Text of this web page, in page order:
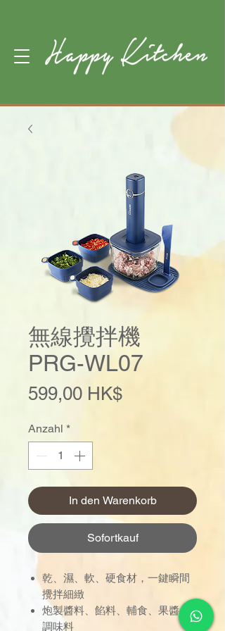
無線攪拌機
PRG-WL07
599,00 HK$Preis
Anzahl *
In den Warenkorb
Sofortkauf
乾、濕、軟、硬食材，一鍵瞬間
攪拌細緻
炮製醬料、餡料、輔食、果醬、
調味料